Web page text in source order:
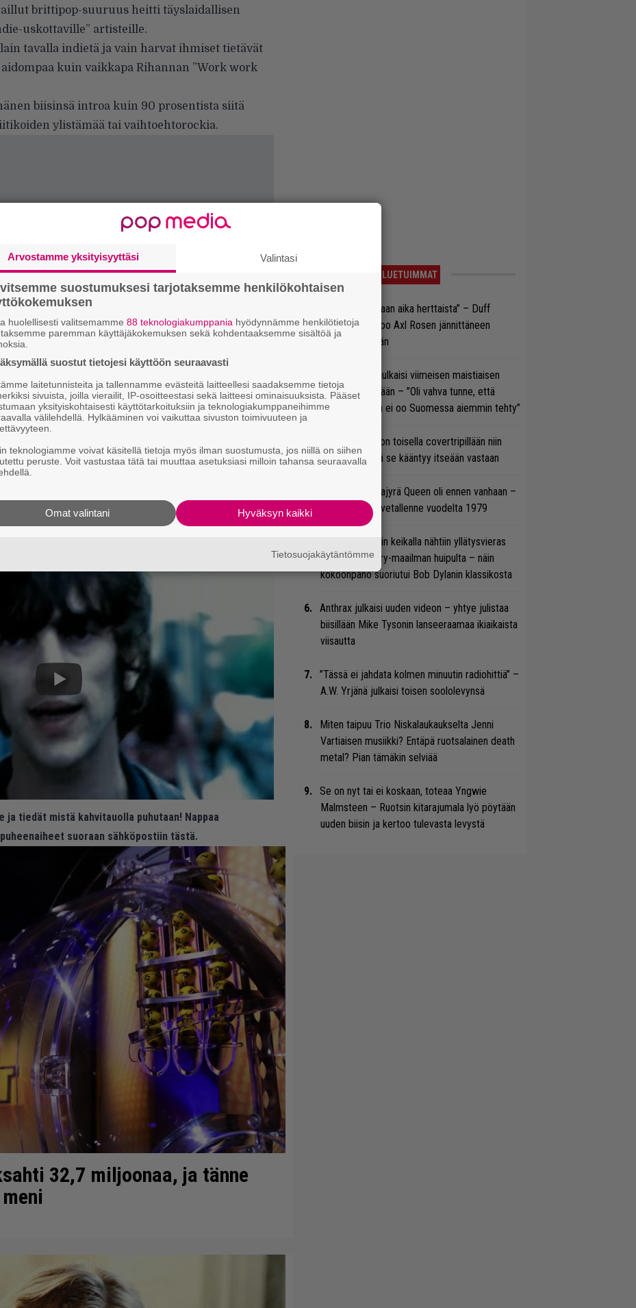
brittipop-suuruus heitti täyslaidallisen
uskottaville” artisteille.
tavalla indietä ja vain harvat ihmiset tietävät
kuin vaikkapa Rihannan ”Work work
biisinsä introa kuin 90 prosentista siitä
ylistämää tai vaihtoehtorockia.
myös, että The Verven Bittersweet
näkökulmaa suosittua musiikkia kohtaan.
Hymns -albumilta löytyvä hittisingle ja sen
suuren yleisön tietoisuuteen.
tehdä jotain uniikkia ja yleisö voi silti hyväksyä
ja suosittua, Ashcroft kuvailee.
ja tiedät mistä kahvitauolla puhutaan! Nappaa
suoraan sähköpostiin tästä.
32,7 miljoonaa, ja tänne
LUETUIMMAT
”Se oli oikeastaan aika herttaista” – Duff
McKagan kertoo Axl Rosen jännittäneen
AC/DC-pestiään
Marko Annala julkaisi viimeisen maistiaisen
soolodebyytiltään – ”Oli vahva tunne, että
tällaista musaa ei oo Suomessa aiemmin tehty”
Arvio: Saimaa on toisella covertripillään niin
suvereeni, että se kääntyy itseään vastaan
Tällainen keikkajyrä Queen oli ennen vanhaan –
katso tulinen livetallenne vuodelta 1979
Guns N’ Rosesin keikalla nähtiin yllätysvieras
suoraan country-maailman huipulta – näin
kokoonpano suoriutui Bob Dylanin klassikosta
Anthrax julkaisi uuden videon – yhtye julistaa
biisillään Mike Tysonin lanseeraamaa ikiaikaista
viisautta
”Tässä ei jahdata kolmen minuutin radiohittiä” –
A.W. Yrjänä julkaisi toisen soololevynsä
Miten taipuu Trio Niskalaukaukselta Jenni
Vartiaisen musiikki? Entäpä ruotsalainen death
metal? Pian tämäkin selviää
Se on nyt tai ei koskaan, toteaa Yngwie
Malmsteen – Ruotsin kitarajumala lyö pöytään
uuden biisin ja kertoo tulevasta levystä
Arvostamme yksityisyyttäsi Valintasi
suostumuksesi tarjotaksemme henkilökohtaisen
huolellisesti valitsemamme 88 teknologiakumppania hyödynnämme henkilötietoja
paremman käyttäjäkokemuksen sekä kohdentaaksemme sisältöä ja
suostut tietojesi käyttöön seuraavasti
laitetunnisteita ja tallennamme evästeitä laitteellesi saadaksemme tietoja
sivuista, joilla vierailit, IP-osoitteestasi sekä laitteesi ominaisuuksista. Pääset
yksityiskohtaisesti käyttötarkoituksiin ja teknologiakumppaneihimme
välilehdellä. Hylkääminen voi vaikuttaa sivuston toimivuuteen ja
teknologiamme voivat käsitellä tietoja myös ilman suostumusta, jos niillä on siihen
peruste. Voit vastustaa tätä tai muuttaa asetuksiasi milloin tahansa seuraavalla
Hyväksyn kaikki
Omat valintani
Tietosuojakäytäntömme